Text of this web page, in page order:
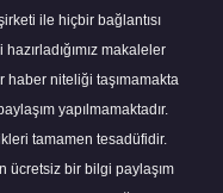
ile hiçbir bağlantısı
makaleler
haber niteliği taşımamakta
yapılmamaktadır.
tamamen tesadüfidir.
ücretsiz bir bilgi paylaşım